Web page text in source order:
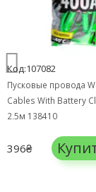
Код:107082
Пусковые провода
Cables With Battery
2,5м 138410
396₴